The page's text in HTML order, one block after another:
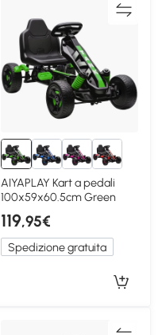
AIYAPLAY Kart a pedali
100x59x60.5cm Green
119,95€
Spedizione gratuita